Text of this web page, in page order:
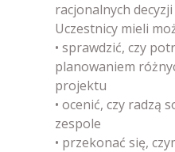
racjonalnych
Uczestnicy mieli
• sprawdzić, czy
planowaniem
projektu
• ocenić, czy radzą
zespole
• przekonać się,